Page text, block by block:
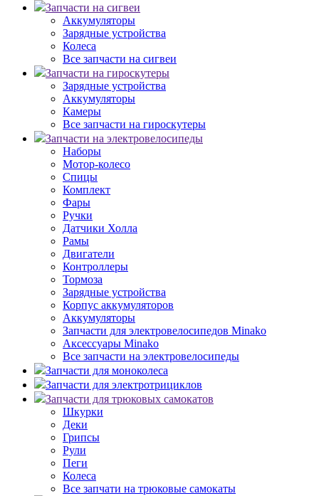
Запчасти на сигвеи
Аккумуляторы
Зарядные устройства
Колеса
Все запчасти на сигвеи
Запчасти на гироскутеры
Зарядные устройства
Аккумуляторы
Камеры
Все запчасти на гироскутеры
Запчасти на электровелосипеды
Наборы
Мотор-колесо
Спицы
Комплект
Фары
Ручки
Датчики Холла
Рамы
Двигатели
Контроллеры
Тормоза
Зарядные устройства
Корпус аккумуляторов
Аккумуляторы
Запчасти для электровелосипедов Minako
Аксессуары Minako
Все запчасти на электровелосипеды
Запчасти для моноколеса
Запчасти для электротрициклов
Запчасти для трюковых самокатов
Шкурки
Деки
Грипсы
Рули
Пеги
Колеса
Все запчати на трюковые самокаты